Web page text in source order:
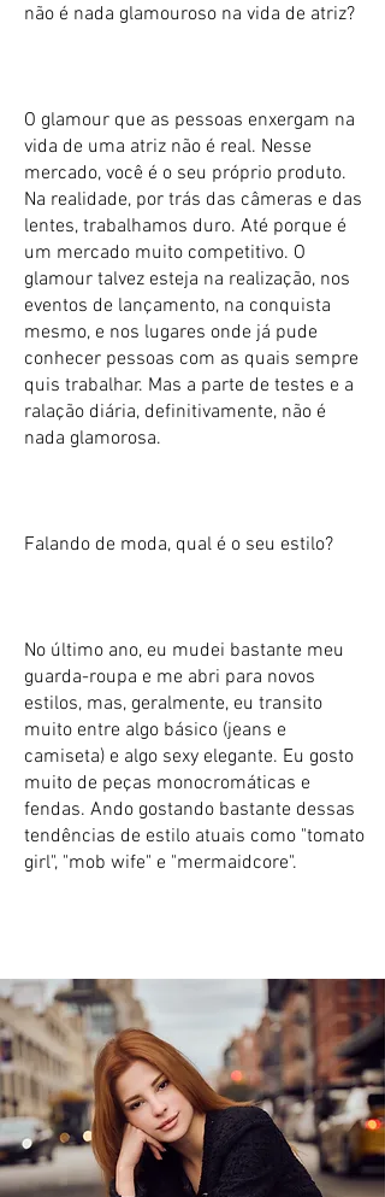
não é nada glamouroso na vida de atriz?
O glamour que as pessoas enxergam na
vida de uma atriz não é real. Nesse
mercado, você é o seu próprio produto.
Na realidade, por trás das câmeras e das
lentes, trabalhamos duro. Até porque é
um mercado muito competitivo. O
glamour talvez esteja na realização, nos
eventos de lançamento, na conquista
mesmo, e nos lugares onde já pude
conhecer pessoas com as quais sempre
quis trabalhar. Mas a parte de testes e a
ralação diária, definitivamente, não é
nada glamorosa.
Falando de moda, qual é o seu estilo?
No último ano, eu mudei bastante meu
guarda-roupa e me abri para novos
estilos, mas, geralmente, eu transito
muito entre algo básico (jeans e
camiseta) e algo sexy elegante. Eu gosto
muito de peças monocromáticas e
fendas. Ando gostando bastante dessas
tendências de estilo atuais como "tomato
girl", "mob wife" e "mermaidcore".